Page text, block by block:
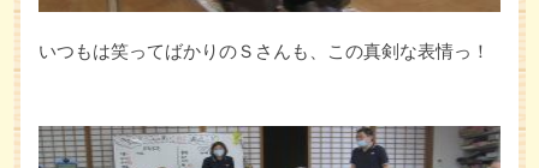
いつもは笑ってばかりのＳさんも、この真剣な表情っ！